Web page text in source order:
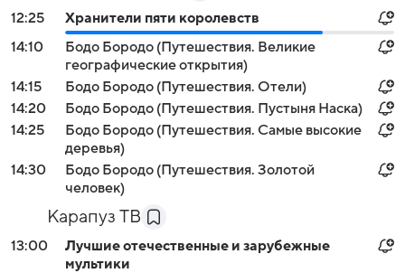
12:25
Хранители пяти королевств
14:10
Бодо Бородо (Путешествия. Великие
географические открытия)
14:15
Бодо Бородо (Путешествия. Отели)
14:20
Бодо Бородо (Путешествия. Пустыня Наска)
14:25
Бодо Бородо (Путешествия. Самые высокие
деревья)
14:30
Бодо Бородо (Путешествия. Золотой
человек)
Карапуз ТВ
13:00
Лучшие отечественные и зарубежные
мультики